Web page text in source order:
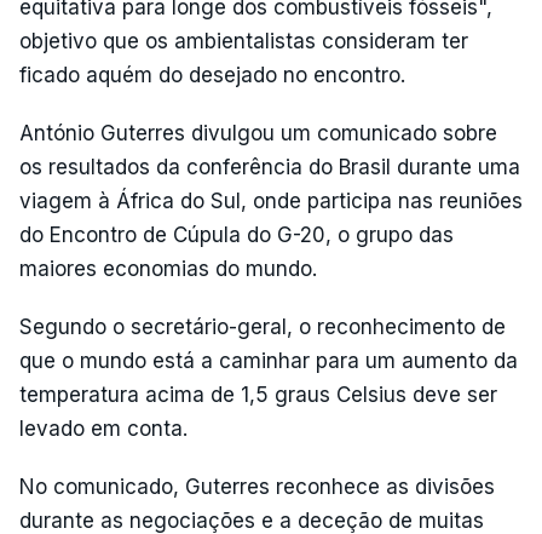
equitativa para longe dos combustíveis fósseis",
objetivo que os ambientalistas consideram ter
ficado aquém do desejado no encontro.
António Guterres divulgou um comunicado sobre
os resultados da conferência do Brasil durante uma
viagem à África do Sul, onde participa nas reuniões
do Encontro de Cúpula do G-20, o grupo das
maiores economias do mundo.
Segundo o secretário-geral, o reconhecimento de
que o mundo está a caminhar para um aumento da
temperatura acima de 1,5 graus Celsius deve ser
levado em conta.
No comunicado, Guterres reconhece as divisões
durante as negociações e a deceção de muitas